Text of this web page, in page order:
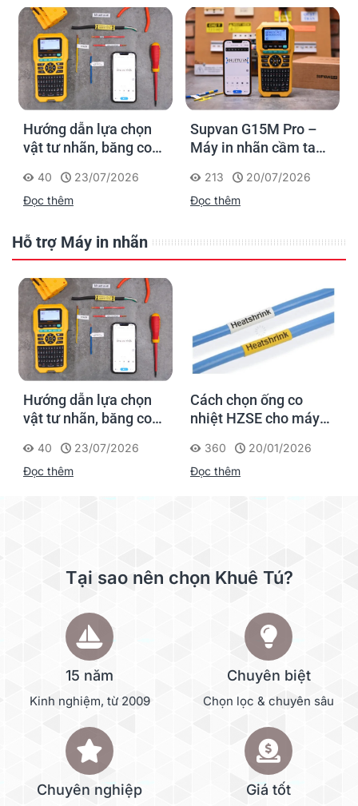
Hướng dẫn lựa chọn
vật tư nhãn, băng co
Supvan G15M Pro
40
23/07/2026
Đọc thêm
Supvan G15M Pro –
Máy in nhãn cầm tay
dấu một lần, tra cứu
trọn đời công trình
213
20/07/2026
Đọc thêm
Hỗ trợ Máy in nhãn
Hướng dẫn lựa chọn
vật tư nhãn, băng co
Supvan G15M Pro
40
23/07/2026
Đọc thêm
Cách chọn ống co
nhiệt HZSE cho máy in
360
20/01/2026
Đọc thêm
Tại sao nên chọn Khuê Tú?
15 năm
Kinh nghiệm, từ 2009
Chuyên biệt
Chọn lọc & chuyên sâu
Chuyên nghiệp Giá tốt